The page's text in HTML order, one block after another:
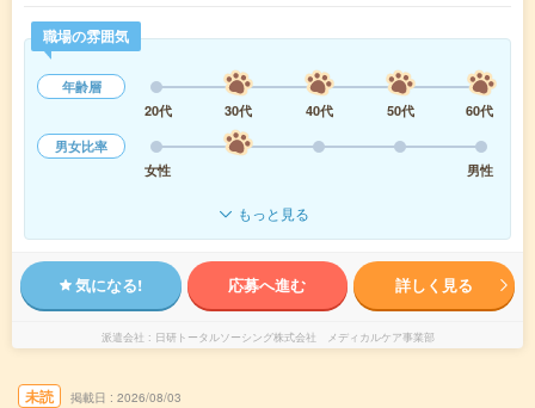
職場の雰囲気
年齢層
20代
30代 40代 50代
60代
男女比率
女性
男性
もっと見る
気になる! 応募へ進む 詳しく見る
派遣会社 日研トータルソーシング株式会社 メディカルケア事業部
未読 掲載日 2026/08/03